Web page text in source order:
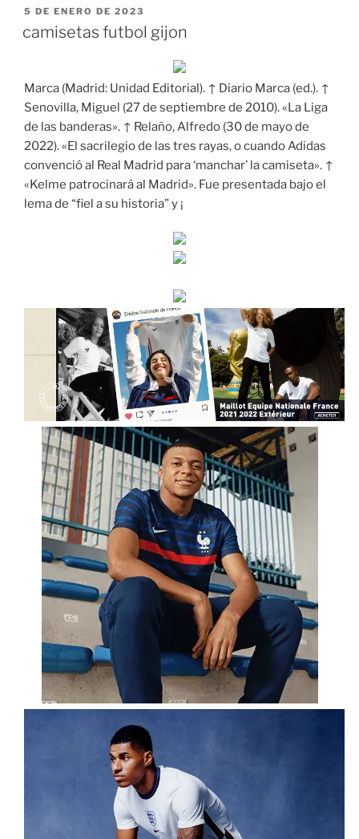
PUBLICADO
5 DE ENERO DE 2023
camisetas futbol gijon
Marca (Madrid: Unidad Editorial). ↑ Diario Marca (ed.). ↑
Senovilla, Miguel (27 de septiembre de 2010). «La Liga
de las banderas». ↑ Relaño, Alfredo (30 de mayo de
2022). «El sacrilegio de las tres rayas, o cuando Adidas
convenció al Real Madrid para ‘manchar’ la camiseta». ↑
«Kelme patrocinará al Madrid». Fue presentada bajo el
lema de “fiel a su historia” y ¡